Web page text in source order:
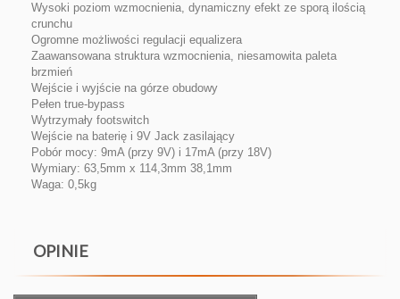
Wysoki poziom wzmocnienia, dynamiczny efekt ze sporą ilością
crunchu
Ogromne możliwości regulacji equalizera
Zaawansowana struktura wzmocnienia, niesamowita paleta
brzmień
Wejście i wyjście na górze obudowy
Pełen true-bypass
Wytrzymały footswitch
Wejście na baterię i 9V Jack zasilający
Pobór mocy: 9mA (przy 9V) i 17mA (przy 18V)
Wymiary: 63,5mm x 114,3mm 38,1mm
Waga: 0,5kg
OPINIE